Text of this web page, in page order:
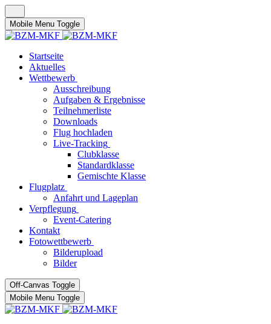
Mobile Menu Toggle
Startseite
Aktuelles
Wettbewerb
Ausschreibung
Aufgaben & Ergebnisse
Teilnehmerliste
Downloads
Flug hochladen
Live-Tracking
Clubklasse
Standardklasse
Gemischte Klasse
Flugplatz
Anfahrt und Lageplan
Verpflegung
Event-Catering
Kontakt
Fotowettbewerb
Bilderupload
Bilder
Off-Canvas Toggle
Mobile Menu Toggle